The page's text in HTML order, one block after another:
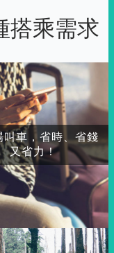
搭乘需求
叫車，省時、省錢
又省力！